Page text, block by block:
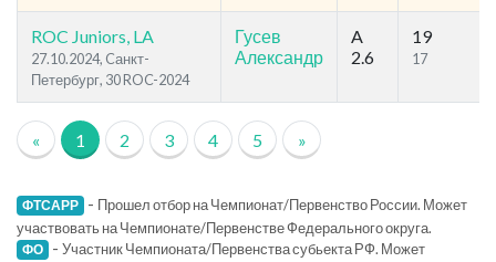
ROC Juniors, LA
27.10.2024, Cанкт-
Петербург, 30 ROC-2024
Гусев
Александр
A
2.6
19
17
« 1 2 3 4 5 »
ФТСАРР - Прошел отбор на Чемпионат/Первенство России. Может
участвовать на Чемпионате/Первенстве Федерального округа.
ФО - Участник Чемпионата/Первенства субьекта РФ. Может